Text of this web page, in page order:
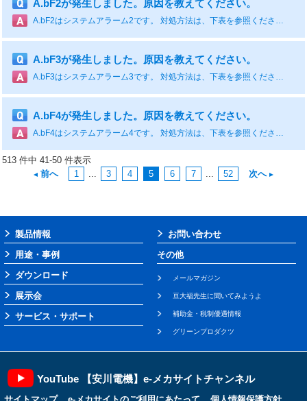
A.bF2が発生しました。原因を教えてください。
A.bF2はシステムアラーム2です。 対処方法は、下表を参照ください。 原因 確認方法 対処方法 サーボパックの故障 - サーボパックの電源を再投入する。それでもアラームとなる場合，サーボパック故障の可能性あり。サーボパックを交換する。
A.bF3が発生しました。原因を教えてください。
A.bF3はシステムアラーム3です。 対処方法は、下表を参照ください。 原因 確認方法 対処方法 サーボパックの故障 - サーボパックの電源を再投入する。それでもアラームとなる場合，サーボパック故障の可能性あり。サーボパックを交換する。
A.bF4が発生しました。原因を教えてください。
A.bF4はシステムアラーム4です。 対処方法は、下表を参照ください。 原因 確認方法 対処方法 サーボパックの故障 - サーボパックの電源を再投入する。それでもアラームとなる場合，サーボパック故障の可能性あり。サーボパックを交換する。
513 件中 41-50 件表示
前へ
1 ... 3 4 5 6 7 ... 52 次へ
製品情報
用途・事例
ダウンロード
展示会
サービス・サポート
お問い合わせ
その他
メールマガジン
豆大福先生に聞いてみようよ
補助金・税制優遇情報
グリーンプロダクツ
YouTube 【安川電機】e-メカサイトチャンネル